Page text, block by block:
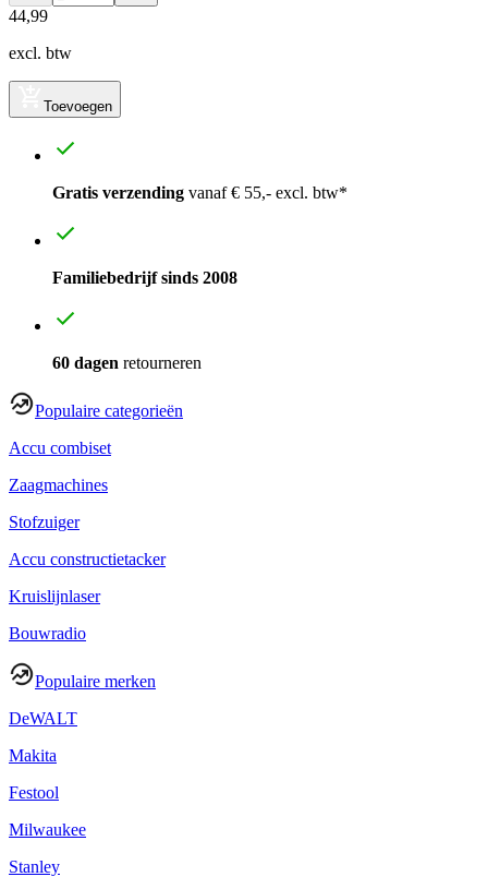
44,99
excl. btw
Toevoegen
Gratis verzending vanaf € 55,- excl. btw*
Familiebedrijf sinds 2008
60 dagen retourneren
Populaire categorieën
Accu combiset
Zaagmachines
Stofzuiger
Accu constructietacker
Kruislijnlaser
Bouwradio
Populaire merken
DeWALT
Makita
Festool
Milwaukee
Stanley